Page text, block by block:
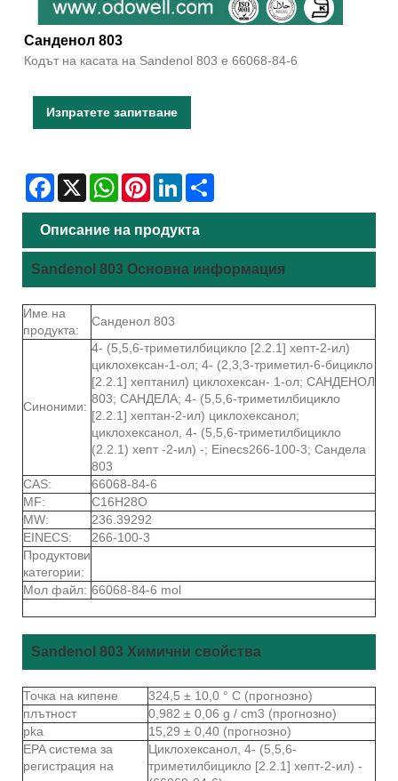
Санденол 803
Кодът на касата на Sandenol 803 е 66068-84-6
Изпратете запитване
Facebook
X WhatsAppPinterestLinkedIn
Описание на продукта
Sandenol 803 Основна информация
Име на
продукта:
Санденол 803
Синоними:
4- (5,5,6-триметилбицикло [2.2.1] хепт-2-ил)
циклохексан-1-ол; 4- (2,3,3-триметил-6-бицикло
[2.2.1] хептанил) циклохексан- 1-ол; САНДЕНОЛ
803; САНДЕЛА; 4- (5,5,6-триметилбицикло
[2.2.1] хептан-2-ил) циклохексанол;
циклохексанол, 4- (5,5,6-триметилбицикло
(2.2.1) хепт -2-ил) -; Einecs266-100-3; Сандела
803
CAS:
66068-84-6
MF:
C16H28O
MW:
236.39292
EINECS:
266-100-3
Продуктови
категории:
Мол файл: 66068-84-6 mol
Sandenol 803 Химични свойства
Точка на кипене
324,5 ± 10,0 ° C (прогнозно)
плътност
0,982 ± 0,06 g / cm3 (прогнозно)
pka
15,29 ± 0,40 (прогнозно)
EPA система за
регистрация на
Циклохексанол, 4- (5,5,6-
триметилбицикло [2.2.1] хепт-2-ил) -